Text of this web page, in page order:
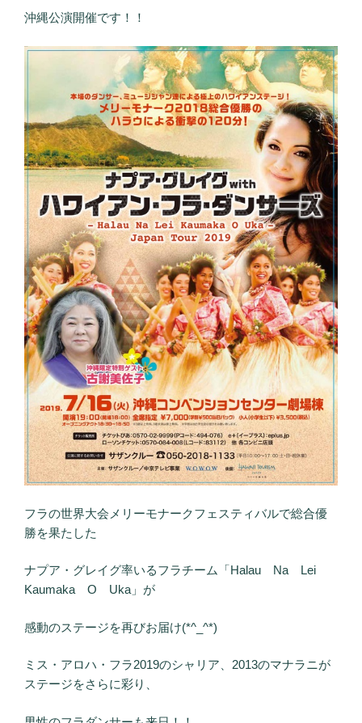
沖縄公演開催です！！
フラの世界大会メリーモナークフェスティバルで総合優
勝を果たした
ナプア・グレイグ率いるフラチーム「Halau Na Lei
Kaumaka O Uka」が
感動のステージを再びお届け(*^_^*)
ミス・アロハ・フラ2019のシャリア、2013のマナラニが
ステージをさらに彩り、